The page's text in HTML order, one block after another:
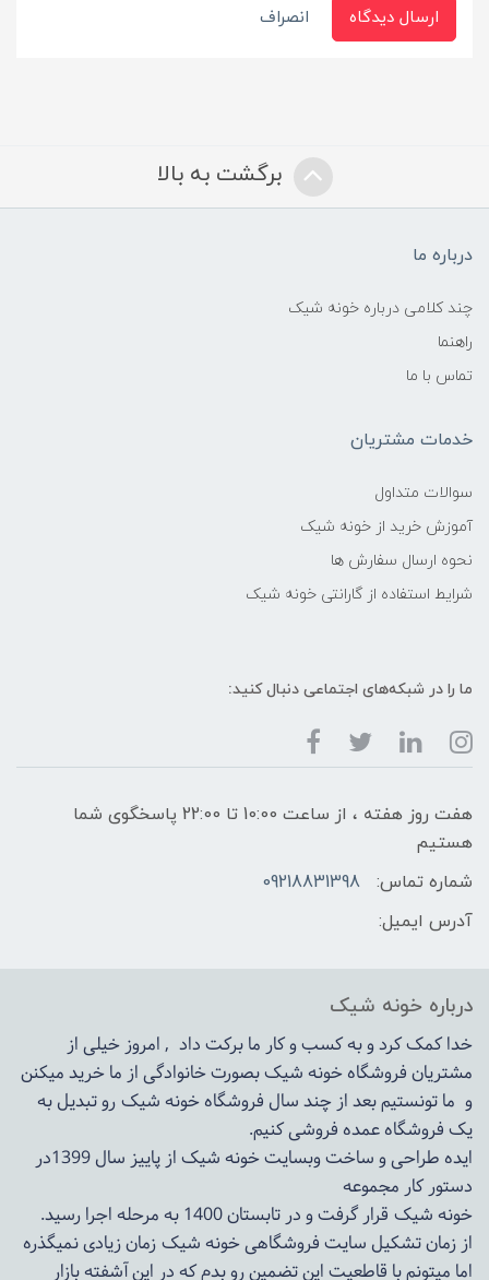
ارسال دیدگاه انصراف
برگشت به بالا
درباره ما
چند کلامی درباره خونه شیک
راهنما
تماس با ما
خدمات مشتریان
سوالات متداول
آموزش خرید از خونه شیک
نحوه ارسال سفارش ها
شرایط استفاده از گارانتی خونه شیک
ما را در شبکه‌های اجتماعی دنبال کنید:
هفت روز هفته ، از ساعت 10:00 تا 22:00 پاسخگوی شما
هستیم
شماره تماس:
09218831398
آدرس ایمیل:
درباره خونه شیک
خدا کمک کرد و به کسب و کار ما برکت داد , امروز خیلی از
مشتریان فروشگاه خونه شیک بصورت خانوادگی از ما خرید میکنن
و ما تونستیم بعد از چند سال فروشگاهخونه شیکرو تبدیل به
یک فروشگاه عمده فروشی کنیم.
ایده طراحی و ساخت وبسایت خونه شیک از پاییز سال 1399در
دستور کار مجموعه
خونه شیک قرار گرفت و در تابستان 1400 به مرحله اجرا رسید.
از زمان تشکیل سایت فروشگاهیخونه شیکزمان زیادی نمیگذره
اما میتونم با قاطعیت این تضمین رو بدم که در این آشفته بازار